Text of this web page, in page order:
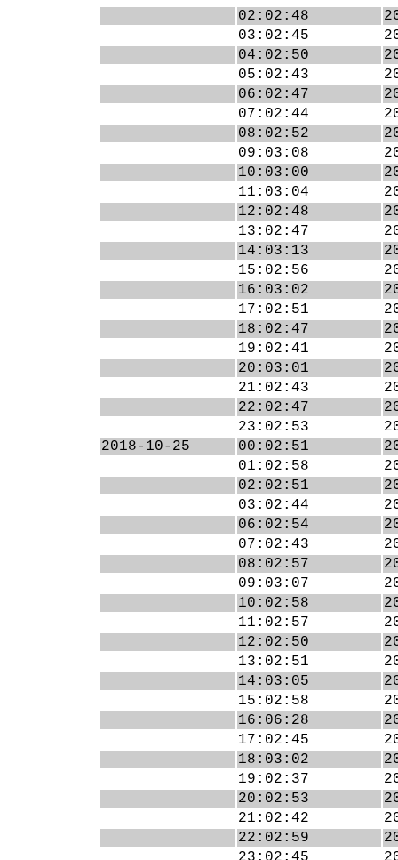
02:02:48
03:02:45
04:02:50
05:02:43
06:02:47
07:02:44
08:02:52
09:03:08
10:03:00
11:03:04
12:02:48
13:02:47
14:03:13
15:02:56
16:03:02
17:02:51
18:02:47
19:02:41
20:03:01
21:02:43
22:02:47
23:02:53
2018-10-25
00:02:51
01:02:58
02:02:51
03:02:44
06:02:54
07:02:43
08:02:57
09:03:07
10:02:58
11:02:57
12:02:50
13:02:51
14:03:05
15:02:58
16:06:28
17:02:45
18:03:02
19:02:37
20:02:53
21:02:42
22:02:59